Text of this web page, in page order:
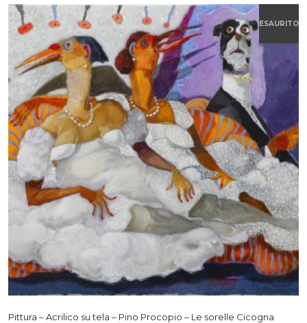
ESAURITO
Pittura – Acrilico su tela – Pino Procopio – Le sorelle Cicogna